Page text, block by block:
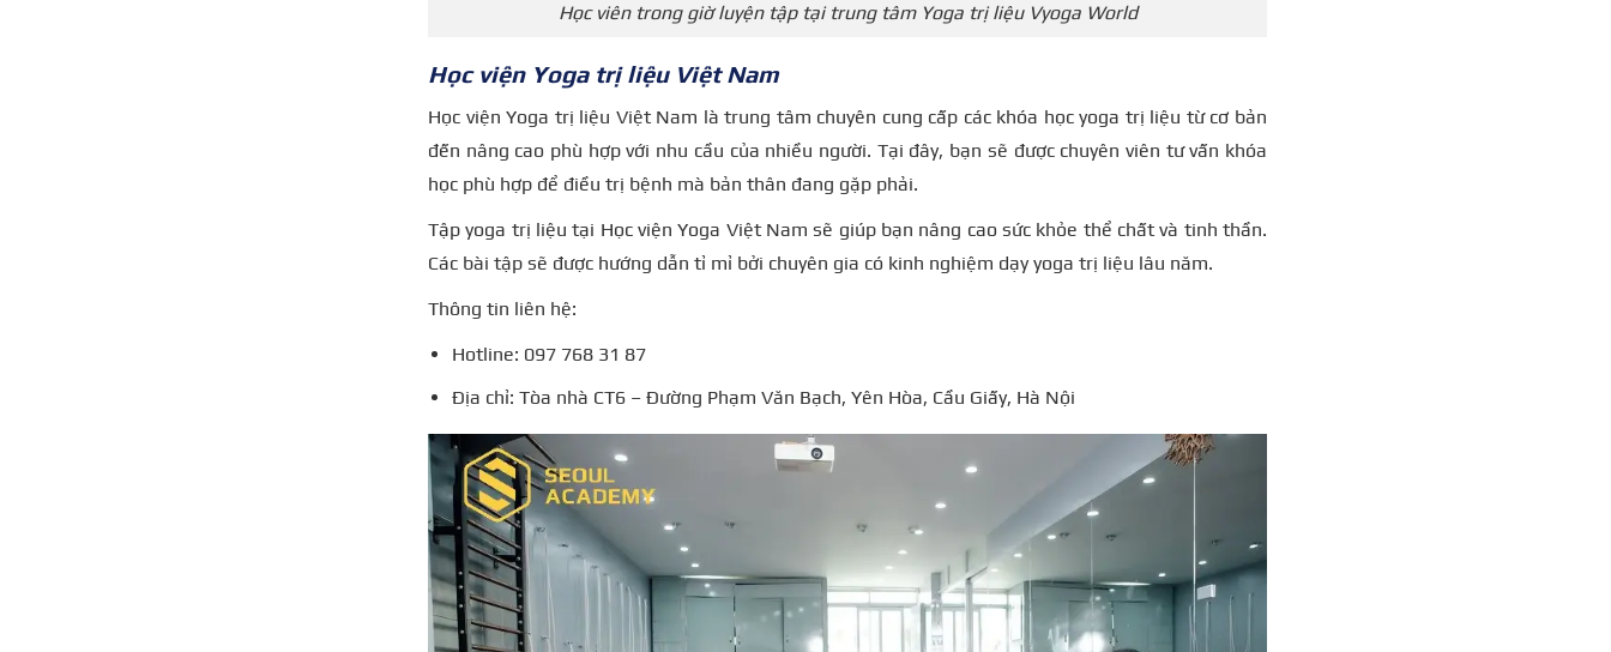
Học viên trong giờ luyện tập tại trung tâm Yoga trị liệu Vyoga World
Học viện Yoga trị liệu Việt Nam
Học viện Yoga trị liệu Việt Nam là trung tâm chuyên cung cấp các khóa học yoga trị liệu từ cơ bản
đến nâng cao phù hợp với nhu cầu của nhiều người. Tại đây, bạn sẽ được chuyên viên tư vấn khóa
học phù hợp để điều trị bệnh mà bản thân đang gặp phải.
Tập yoga trị liệu tại Học viện Yoga Việt Nam sẽ giúp bạn nâng cao sức khỏe thể chất và tinh thần.
Các bài tập sẽ được hướng dẫn tỉ mỉ bởi chuyên gia có kinh nghiệm dạy yoga trị liệu lâu năm.
Thông tin liên hệ:
Hotline: 097 768 31 87
Địa chỉ: Tòa nhà CT6 – Đường Phạm Văn Bạch, Yên Hòa, Cầu Giấy, Hà Nội